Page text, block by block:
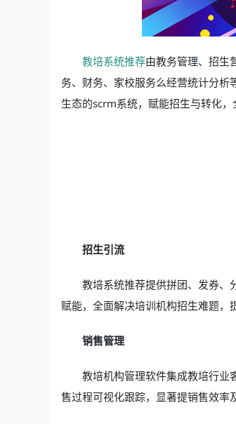
教培系统推荐由教务管理、招生
务、财务、家校服务么经营统计分析
生态的scrm系统，赋能招生与转化，
招生引流
教培系统推荐提供拼团、发券、
赋能，全面解决培训机构招生难题，
销售管理
教培机构管理软件集成教培行业
售过程可视化跟踪，显著提销售效率